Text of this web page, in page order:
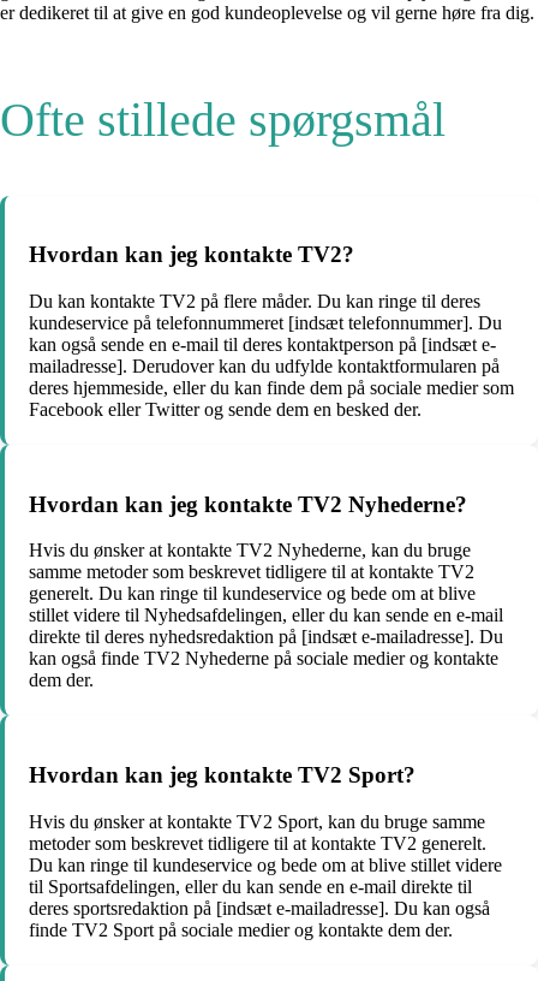
er dedikeret til at give en god kundeoplevelse og vil gerne høre fra dig.
Ofte stillede spørgsmål
Hvordan kan jeg kontakte TV2?
Du kan kontakte TV2 på flere måder. Du kan ringe til deres
kundeservice på telefonnummeret [indsæt telefonnummer]. Du
kan også sende en e-mail til deres kontaktperson på [indsæt e-
mailadresse]. Derudover kan du udfylde kontaktformularen på
deres hjemmeside, eller du kan finde dem på sociale medier som
Facebook eller Twitter og sende dem en besked der.
Hvordan kan jeg kontakte TV2 Nyhederne?
Hvis du ønsker at kontakte TV2 Nyhederne, kan du bruge
samme metoder som beskrevet tidligere til at kontakte TV2
generelt. Du kan ringe til kundeservice og bede om at blive
stillet videre til Nyhedsafdelingen, eller du kan sende en e-mail
direkte til deres nyhedsredaktion på [indsæt e-mailadresse]. Du
kan også finde TV2 Nyhederne på sociale medier og kontakte
dem der.
Hvordan kan jeg kontakte TV2 Sport?
Hvis du ønsker at kontakte TV2 Sport, kan du bruge samme
metoder som beskrevet tidligere til at kontakte TV2 generelt.
Du kan ringe til kundeservice og bede om at blive stillet videre
til Sportsafdelingen, eller du kan sende en e-mail direkte til
deres sportsredaktion på [indsæt e-mailadresse]. Du kan også
finde TV2 Sport på sociale medier og kontakte dem der.